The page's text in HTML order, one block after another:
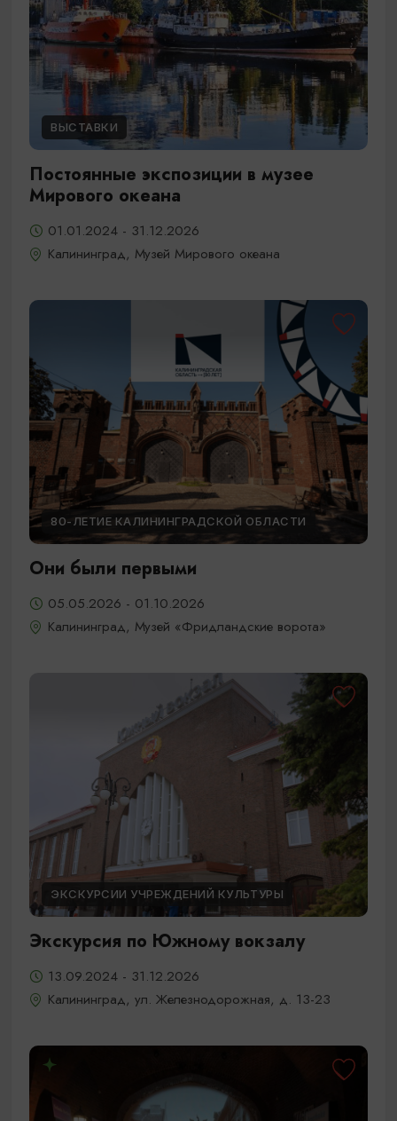
ВЫСТАВКИ
Постоянные экспозиции в музее
Мирового океана
01.01.2024 - 31.12.2026
Калининград, Музей Мирового океана
80-ЛЕТИЕ КАЛИНИНГРАДСКОЙ ОБЛАСТИ
Они были первыми
05.05.2026 - 01.10.2026
Калининград, Музей «Фридландские ворота»
ЭКСКУРСИИ УЧРЕЖДЕНИЙ КУЛЬТУРЫ
Экскурсия по Южному вокзалу
13.09.2024 - 31.12.2026
Калининград, ул. Железнодорожная, д. 13-23